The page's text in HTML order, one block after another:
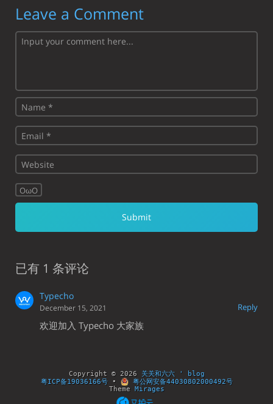
Leave a Comment
OωO
已有 1 条评论
Typecho
Reply
December 15, 2021
欢迎加入 Typecho 大家族
Copyright © 2026
关关和六六 ' blog
粤ICP备19036166号•
粤公网安备44030802000492号
Theme Mirages